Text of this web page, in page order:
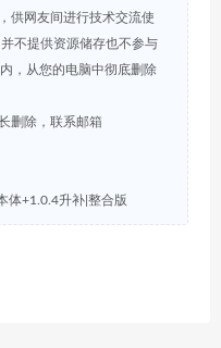
供网友间进行技术交流使
不提供资源储存也不参与
，从您的电脑中彻底删除
删除，联系邮箱
体+1.0.4升补|整合版